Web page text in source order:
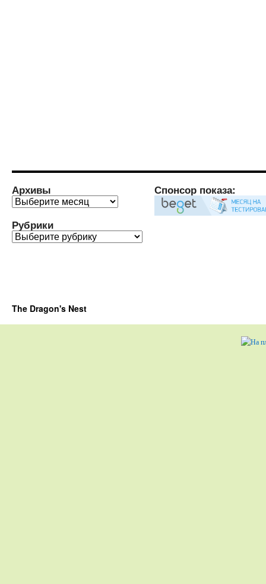
Архивы
Архивы
Рубрики
Рубрики
Спонсор показа:
The Dragon's Nest